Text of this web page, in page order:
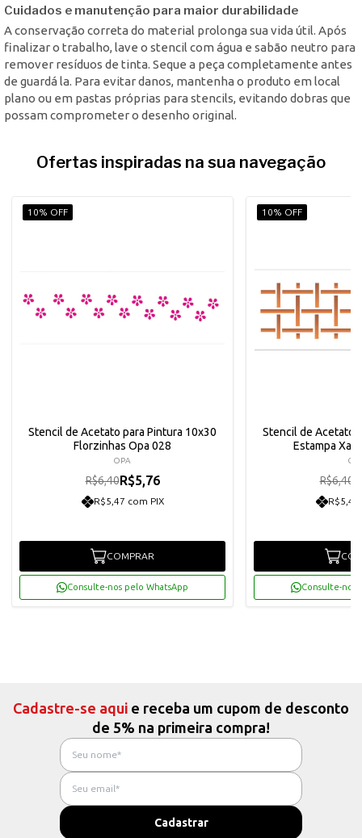
Cuidados e manutenção para maior durabilidade
A conservação correta do material prolonga sua vida útil. Após
finalizar o trabalho, lave o stencil com água e sabão neutro para
remover resíduos de tinta. Seque a peça completamente antes
de guardá la. Para evitar danos, mantenha o produto em local
plano ou em pastas próprias para stencils, evitando dobras que
possam comprometer o desenho original.
Ofertas inspiradas na sua navegação
10% OFF
Stencil de Acetato para Pintura 10x30
Florzinhas Opa 028
OPA
R$6,40R$5,76
R$5,47 com PIX
COMPRAR
Consulte-nos pelo WhatsApp
10% OFF
Stencil de Acetato
Estampa
R$6,40
R$5,47
Consulte-nos
Cadastre-se aqui e receba um cupom de desconto
de 5% na primeira compra!